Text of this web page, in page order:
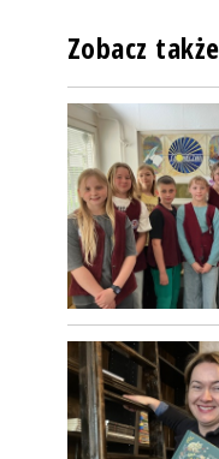
Zobacz także